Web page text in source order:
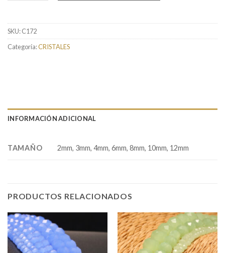
SKU:C172
Categoría:CRISTALES
INFORMACIÓN ADICIONAL
TAMAÑO 2mm, 3mm, 4mm, 6mm, 8mm, 10mm, 12mm
PRODUCTOS RELACIONADOS